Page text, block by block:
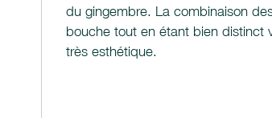
du gingembre. La combinaison
bouche tout en étant bien distinct
très esthétique.